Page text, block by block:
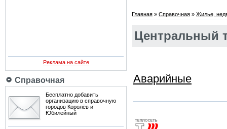
Реклама на сайте
Справочная
Бесплатно добавить
организацию в справочную
городов Королёв и
Юбилейный
Главная » Справочная » Жилье,
Центральный
Аварийные